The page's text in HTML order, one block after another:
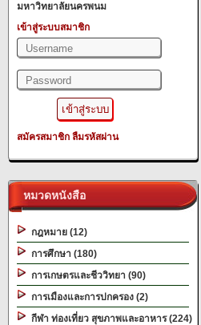
มหาวิทยาลัยนครพนม
เข้าสู่ระบบสมาชิก
สมัครสมาชิก ลืมรหัสผ่าน
หมวดหนังสือ
กฎหมาย (12)
การศึกษา (180)
การเกษตรและชีววิทยา (90)
การเมืองและการปกครอง (2)
กีฬา ท่องเที่ยว สุขภาพและอาหาร (224)